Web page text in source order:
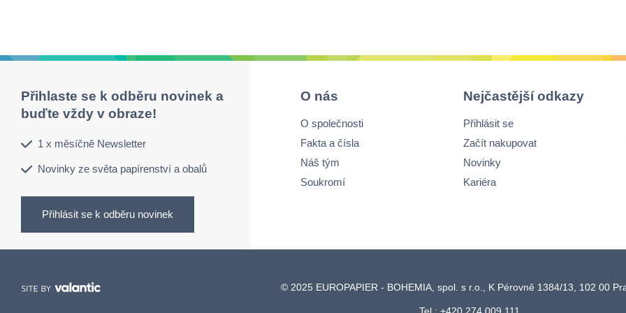
lze využít
neaktivuje se
průtokem tekutin
Přihlaste se k odběru novinek a
buďte vždy v obraze!
1 x měsíčně Newsletter
Novinky ze světa papírenství a obalů
Přihlásit se k odběru novinek
O nás
O společnosti
Fakta a čísla
Náš tým
Soukromí
Nejčastější odkazy
Přihlásit se
Začít nakupovat
Novinky
Kariéra
© 2025 EUROPAPIER - BOHEMIA, spol. s r.o., K Pérovně 1384/13, 102 00